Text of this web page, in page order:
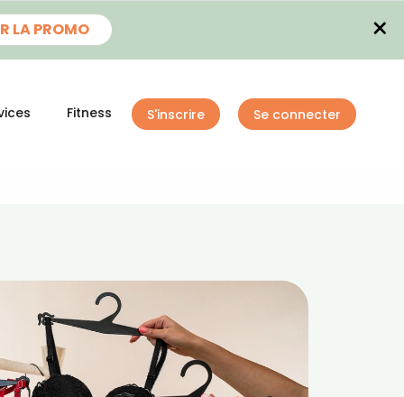
LA PROMO ×
Fitness S'inscrire Se connecter